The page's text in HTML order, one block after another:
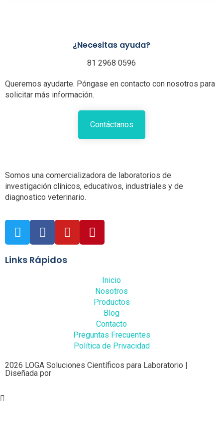
¿Necesitas ayuda?
81 2968 0596
Queremos ayudarte. Póngase en contacto con nosotros para
solicitar más información.
Contáctanos
Somos una comercializadora de laboratorios de
investigación clínicos, educativos, industriales y de
diagnostico veterinario.
Links Rápidos
Inicio
Nosotros
Productos
Blog
Contacto
Preguntas Frecuentes
Política de Privacidad
2026 LOGA Soluciones Científicos para Laboratorio |
Diseñada por